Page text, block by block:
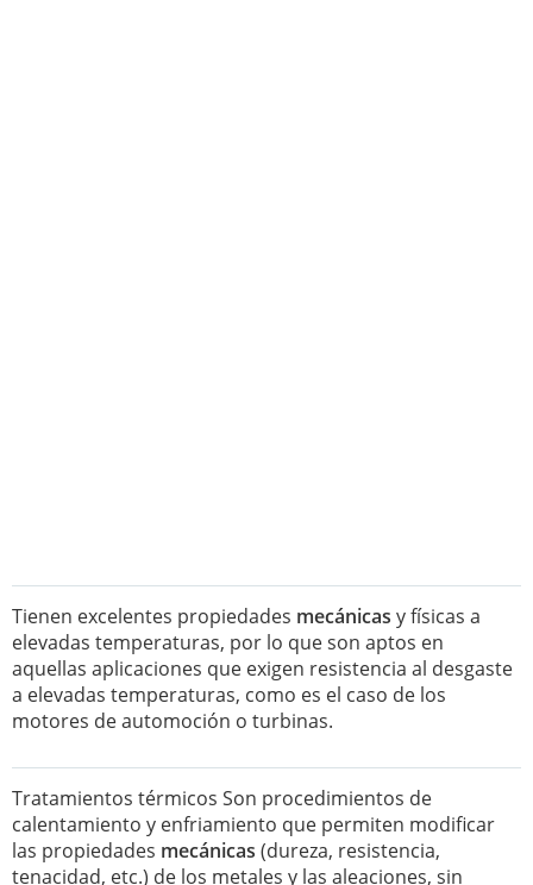
Tienen excelentes propiedades mecánicas y físicas a
elevadas temperaturas, por lo que son aptos en
aquellas aplicaciones que exigen resistencia al desgaste
a elevadas temperaturas, como es el caso de los
motores de automoción o turbinas.
Tratamientos térmicos Son procedimientos de
calentamiento y enfriamiento que permiten modificar
las propiedades mecánicas (dureza, resistencia,
tenacidad, etc.) de los metales y las aleaciones, sin